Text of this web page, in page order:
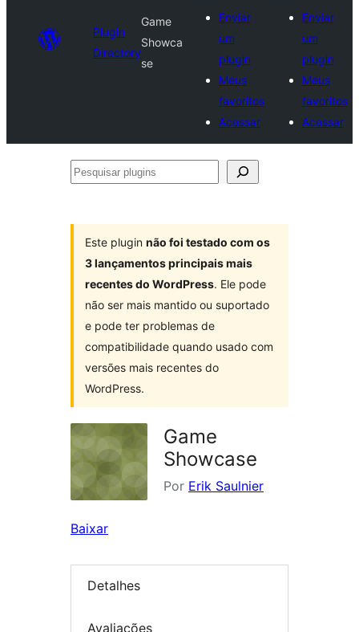
Plugin
Directory
Game
Showca
se
Enviar
um
plugin
Meus
favoritos
Acessar
Enviar
um
plugin
Meus
favoritos
Acessar
Pesquisar
Este plugin não foi testado com os
3 lançamentos principais mais
recentes do WordPress. Ele pode
não ser mais mantido ou suportado
e pode ter problemas de
compatibilidade quando usado com
versões mais recentes do
WordPress.
Game
Showcase
Por Erik Saulnier
Baixar
Detalhes
Avaliações